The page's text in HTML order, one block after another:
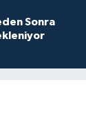
Sonra